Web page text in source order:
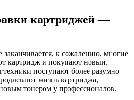
картриджей —
заканчивается, к сожалению, многие
картридж и покупают новый.
поступают более разумно
жизнь картриджа,
тонером у профессионалов.